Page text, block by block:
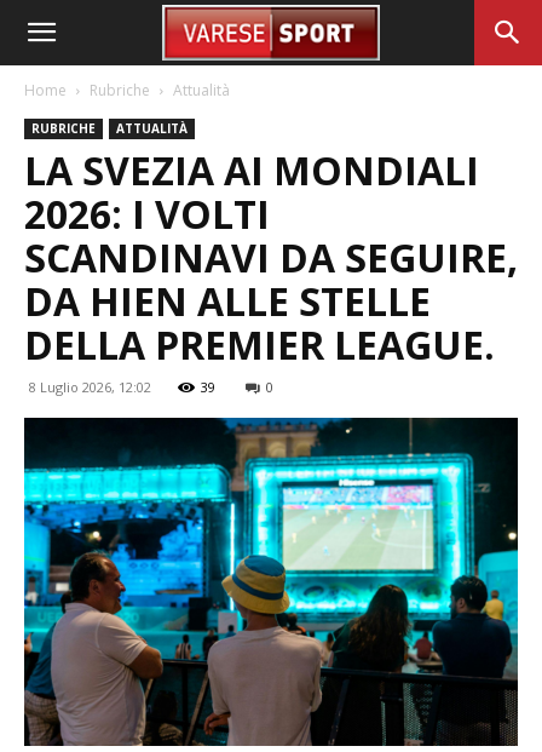
Home Rubriche Attualità
RUBRICHE ATTUALITÀ
LA SVEZIA AI MONDIALI
2026: I VOLTI
SCANDINAVI DA SEGUIRE,
DA HIEN ALLE STELLE
DELLA PREMIER LEAGUE.
8 Luglio 2026, 12:02 39 0